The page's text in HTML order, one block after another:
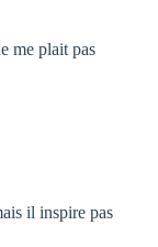
me plait pas
il inspire pas